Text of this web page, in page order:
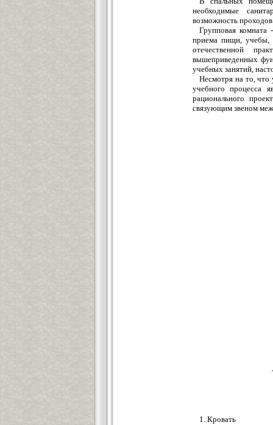
необходимые
возможность
Групповая комната
приема пищи, учебы,
отечественной
вышеприведенных
учебных занятий,
Несмотря на то, что
учебного процесса
рационального
связующим звеном
1. Кровать